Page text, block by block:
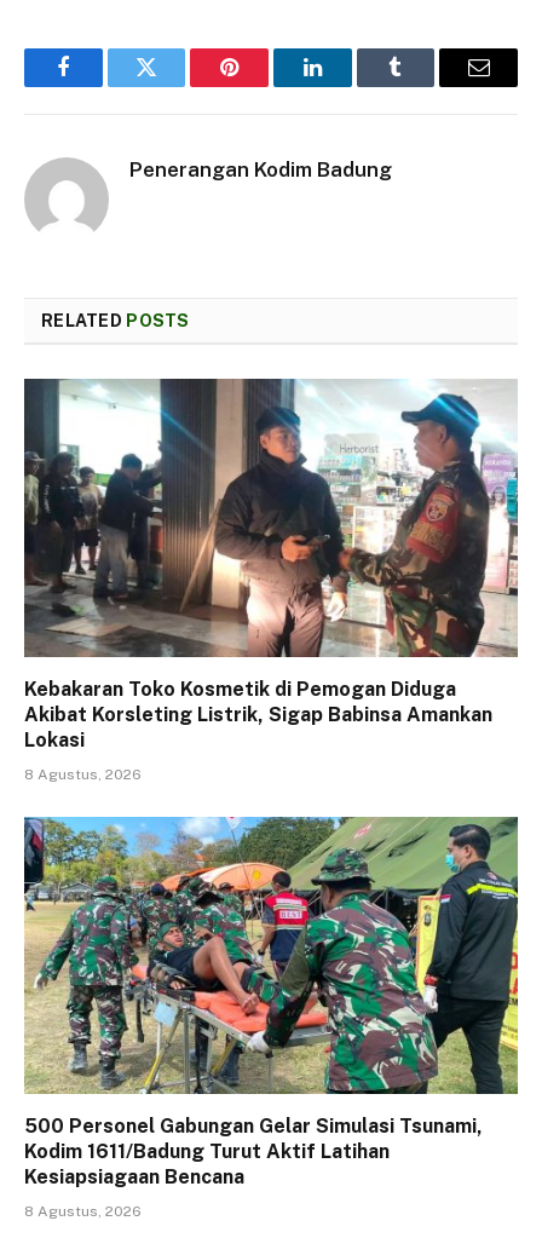
FacebookTwitter Pinterest LinkedInTumblr Email
Penerangan Kodim Badung
RELATED POSTS
Kebakaran Toko Kosmetik di Pemogan Diduga
Akibat Korsleting Listrik, Sigap Babinsa Amankan
Lokasi
8 Agustus, 2026
500 Personel Gabungan Gelar Simulasi Tsunami,
Kodim 1611/Badung Turut Aktif Latihan
Kesiapsiagaan Bencana
8 Agustus, 2026